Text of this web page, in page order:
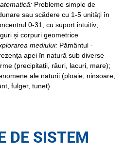
Probleme simple de
sau scădere cu 1-5 unități în
0-31, cu suport intuitiv;
și corpuri geometrice
mediului: Pământul -
apei în natură sub diverse
(precipitații, râuri, lacuri, mare);
ale naturii (ploaie, ninsoare,
fulger, tunet)
DE SISTEM